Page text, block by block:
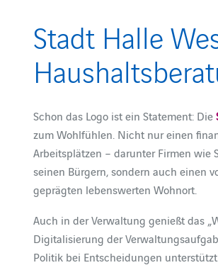
Stadt Halle
Schon das Logo ist ein Statement: Die
zum Wohlfühlen. Nicht nur einen
Arbeitsplätzen – darunter Firmen wie
seinen Bürgern, sondern auch einen
geprägten lebenswerten Wohnort.
Auch in der Verwaltung genießt das
Digitalisierung der
Politik bei Entscheidungen unterstützt.